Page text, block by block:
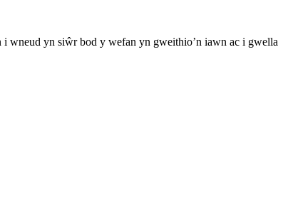
wneud yn siŵr bod y wefan yn gweithio’n iawn ac i gwella